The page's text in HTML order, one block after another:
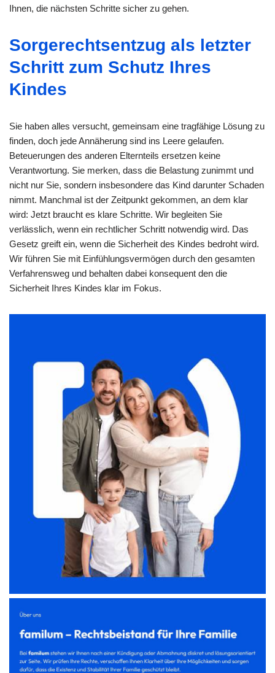
Ihnen, die nächsten Schritte sicher zu gehen.
Sorgerechtsentzug als letzter
Schritt zum Schutz Ihres
Kindes
Sie haben alles versucht, gemeinsam eine tragfähige Lösung zu
finden, doch jede Annäherung sind ins Leere gelaufen.
Beteuerungen des anderen Elternteils ersetzen keine
Verantwortung. Sie merken, dass die Belastung zunimmt und
nicht nur Sie, sondern insbesondere das Kind darunter Schaden
nimmt. Manchmal ist der Zeitpunkt gekommen, an dem klar
wird: Jetzt braucht es klare Schritte. Wir begleiten Sie
verlässlich, wenn ein rechtlicher Schritt notwendig wird. Das
Gesetz greift ein, wenn die Sicherheit des Kindes bedroht wird.
Wir führen Sie mit Einfühlungsvermögen durch den gesamten
Verfahrensweg und behalten dabei konsequent den die
Sicherheit Ihres Kindes klar im Fokus.